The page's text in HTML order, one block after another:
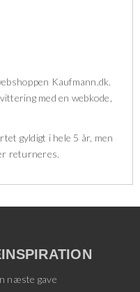
Kaufmann.dk.
med en webkode,
gyldigt i hele 5 år, men
returneres.
næste gave